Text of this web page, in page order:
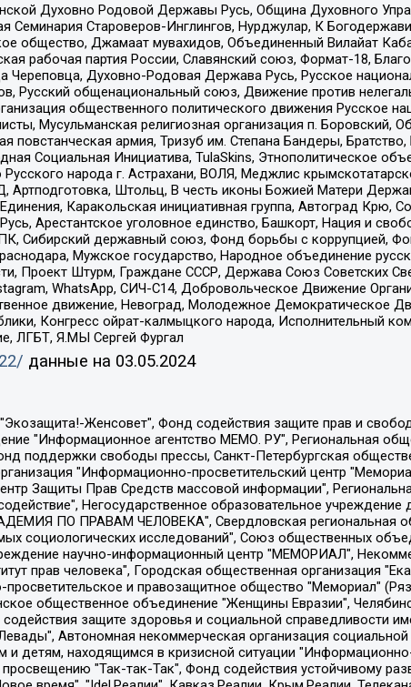
Духовно Родовой Державы Русь, Община Духовного
Староверов-Инглингов, Нурджулар, К
общество, Джамаат мувахидов, Объединенный Вилайат
рабочая партия России, Славянский союз, Формат-18,
Череповца, Духовно-Родовая Держава Русь, Русское
Русский общенациональный союз, Движение против
общественного политического движения Русское
Мусульманская религиозная организация п. Боровский,
армия, Тризуб им. Степана Бандеры,
Социальная Инициатива, TulaSkins, Этнополитическое
народа г. Астрахани, ВОЛЯ, Меджлис
Артподготовка, Штольц, В честь иконы Божией Матери
Каракольская инициативная группа, Автоград Крю,
Арестантское уголовное единство, Башкорт, Нация и
Сибирский державный союз, Фонд борьбы с коррупцией,
Мужское государство, Народное объединение
Проект Штурм, Граждане СССР, Держава Союз Советских
WhatsApp, СИЧ-С14, Добровольческое Движение
движение, Невоград, Молодежное Демократическое
Конгресс ойрат-калмыцкого народа, Исполнительный
ЛГБТ, Я.МЫ Сергей Фургал
данные на 03.05.2024
некоммерческая организация "Институт права и публичной политики", Баданин Роман Сергеевич, Гликин Максим Александрович, Железнова Мария Михайловна, Лукьянова Юлия Сергеевна, Маетная Елизавета Витальевна, Маняхин Петр Борисович, Чуракова Ольга Владимировна, Ярош Юлия Петровна, Юридическое лицо "The Insider SIA", зарегистрированное в Риге, Латвийская Республика (дата регистрации 26.06.2015), являющееся администратором доменного имени интернет-издания "The Insider SIA", https://theins.ru, Постернак Алексей Евгеньевич, Рубин Михаил Аркадьевич, Анин Роман Александрович, Юридическое лицо Istories fonds, зарегистрированное в Латвийской Республике (регистрационный номер 50008295751, дата регистрации 24.02.2020), Великовский Дмитрий Александрович, Долинина Ирина Николаевна, Мароховская Алеся Алексеевна, Шлейнов Роман Юрьевич, Шмагун Олеся Валентиновна, Общество с ограниченной ответственностью "Альтаир 2021", Общество с ограниченной ответственностью "Вега 2021", Общество с ограниченной ответственностью "Главный редактор 2021", Общество с ограниченной ответственностью "Ромашки монолит", Важенков Артем Валерьевич, Ивановская областная общественная организация "Центр гендерных исследований", Гурман Юрий Альбертович, Медиапроект "ОВД-Инфо", Егоров Владимир Владимирович, Жилинский Владимир Александрович, Общество с ограниченной ответственностью "ЗП", Иванова София Юрьевна, Карезина Инна Павловна, Кильтау Екатерина Викторовна, Петров Алексей Викторович, Пискунов Сергей Евгеньевич, Смирнов Сергей Сергеевич, Тихонов Михаил Сергеевич, Общество с ограниченной ответственностью "ЖУРНАЛИСТ-ИНОСТРАННЫЙ АГЕНТ", Арапова Галина Юрьевна, Вольтская Татьяна Анатольевна, Американская компания "Mason G.E.S. Anonymous Foundation" (США), являющаяся владельцем интернет-издания https://mnews.world/, Компания "Stichting Bellingcat", зарегистрированная в Нидерландах (дата регистрации 11.07.2018), Захаров Андрей Вячеславович, Клепиковская Екатерина Дмитриевна, Общество с ограниченной ответственностью "МЕМО", Перл Роман Александрович, Симонов Евгений Алексеевич, Соловьева Елена Анатольевна, Сотников Даниил Владимирович, Сурначева Елизавета Дмитриевна, Автономная некоммерческая организация по защите прав человека и информированию населения "Якутия – Наше Мнение", Общество с ограниченной ответственностью "Москоу диджитал медиа", с 26.01.2023 Общество с ограниченной ответственностью "Чайка Белые сады", Ветошкина Валерия Валерьевна, Заговора Максим Александрович, Межрегиональное общественное движение "Российская ЛГБТ - сеть", Оленичев Максим Владимирович, Павлов Иван Юрьевич, Скворцова Елена Сергеевна, Общество с ограниченной ответственностью "Как бы инагент", Кочетков Игорь Викторович, Общество с ограниченной ответственностью "Честные выборы", Еланчик Олег Александрович, Общество с ограниченной ответственностью "Нобелевский призыв", Гималова Регина Эмилевна, Григорьев Андрей Валерьевич, Григорьева Алина Александровна, Ассоциация по содействию защите прав призывников, альтернативнослужащих и военнослужащих "Правозащитная группа "Гражданин.Армия.Право", Хисамова Регина Фаритовна, Автономная некоммерческая организация по реализации социально-правовых программ "Лилит", Дальневосточное общественное движение "Маяк", Санкт-Петербургская ЛГБТ-инициативная группа "Выход", Инициативная группа ЛГБТ+ "Реверс", Алексеев Андрей Викторович, Бекбулатова Таисия Львовна, Беляев Иван Михайлович, Владыкина Елена Сергеевна, Гельман Марат Александрович, Никульшина Вероника Юрьевна, Толоконникова Надежда Андреевна, Шендерович Виктор Анатольевич, Общество с ограниченной ответственностью "Данное сообщение", Общество с ограниченной ответственностью Издательский дом "Новая глава", Айнбиндер